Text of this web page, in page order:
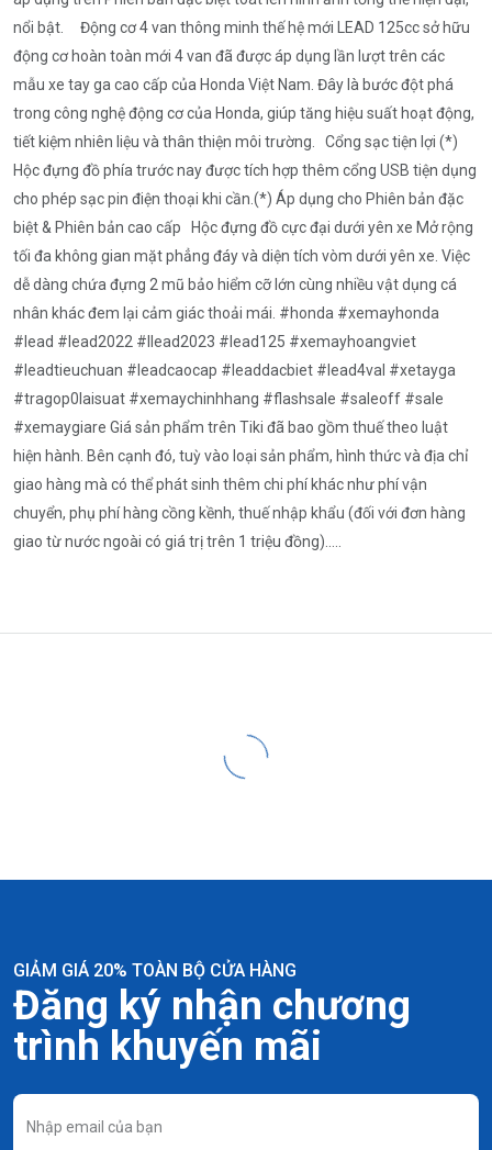
nổi bật. Động cơ 4 van thông minh thế hệ mới LEAD 125cc sở hữu
động cơ hoàn toàn mới 4 van đã được áp dụng lần lượt trên các
mẫu xe tay ga cao cấp của Honda Việt Nam. Đây là bước đột phá
trong công nghệ động cơ của Honda, giúp tăng hiệu suất hoạt động,
tiết kiệm nhiên liệu và thân thiện môi trường. Cổng sạc tiện lợi (*)
Hộc đựng đồ phía trước nay được tích hợp thêm cổng USB tiện dụng
cho phép sạc pin điện thoại khi cần.(*) Áp dụng cho Phiên bản đặc
biệt & Phiên bản cao cấp Hộc đựng đồ cực đại dưới yên xe Mở rộng
tối đa không gian mặt phẳng đáy và diện tích vòm dưới yên xe. Việc
dễ dàng chứa đựng 2 mũ bảo hiểm cỡ lớn cùng nhiều vật dụng cá
nhân khác đem lại cảm giác thoải mái. #honda #xemayhonda
#lead #lead2022 #llead2023 #lead125 #xemayhoangviet
#leadtieuchuan #leadcaocap #leaddacbiet #lead4val #xetayga
#tragop0laisuat #xemaychinhhang #flashsale #saleoff #sale
#xemaygiare Giá sản phẩm trên Tiki đã bao gồm thuế theo luật
hiện hành. Bên cạnh đó, tuỳ vào loại sản phẩm, hình thức và địa chỉ
giao hàng mà có thể phát sinh thêm chi phí khác như phí vận
chuyển, phụ phí hàng cồng kềnh, thuế nhập khẩu (đối với đơn hàng
giao từ nước ngoài có giá trị trên 1 triệu đồng).....
GIẢM GIÁ 20% TOÀN BỘ CỬA HÀNG
Đăng ký nhận chương
trình khuyến mãi